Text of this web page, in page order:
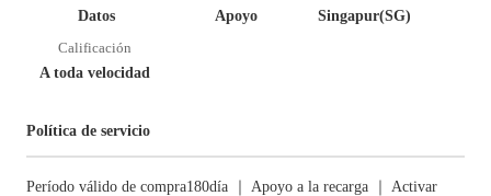
Datos
Apoyo
Singapur(SG)
Calificación
A toda velocidad
Política de servicio
Período válido de compra180día ｜ Apoyo a la recarga ｜ Activar